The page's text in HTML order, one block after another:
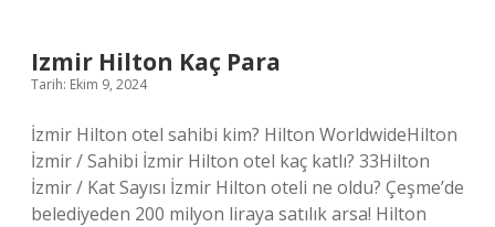
Izmir Hilton Kaç Para
Tarih: Ekim 9, 2024
İzmir Hilton otel sahibi kim? Hilton WorldwideHilton
İzmir / Sahibi İzmir Hilton otel kaç katlı? 33Hilton
İzmir / Kat Sayısı İzmir Hilton oteli ne oldu? Çeşme’de
belediyeden 200 milyon liraya satılık arsa! Hilton